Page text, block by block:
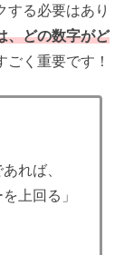
する必要はあり
、どの数字がど
ごく重要です！
れば、
上回る」